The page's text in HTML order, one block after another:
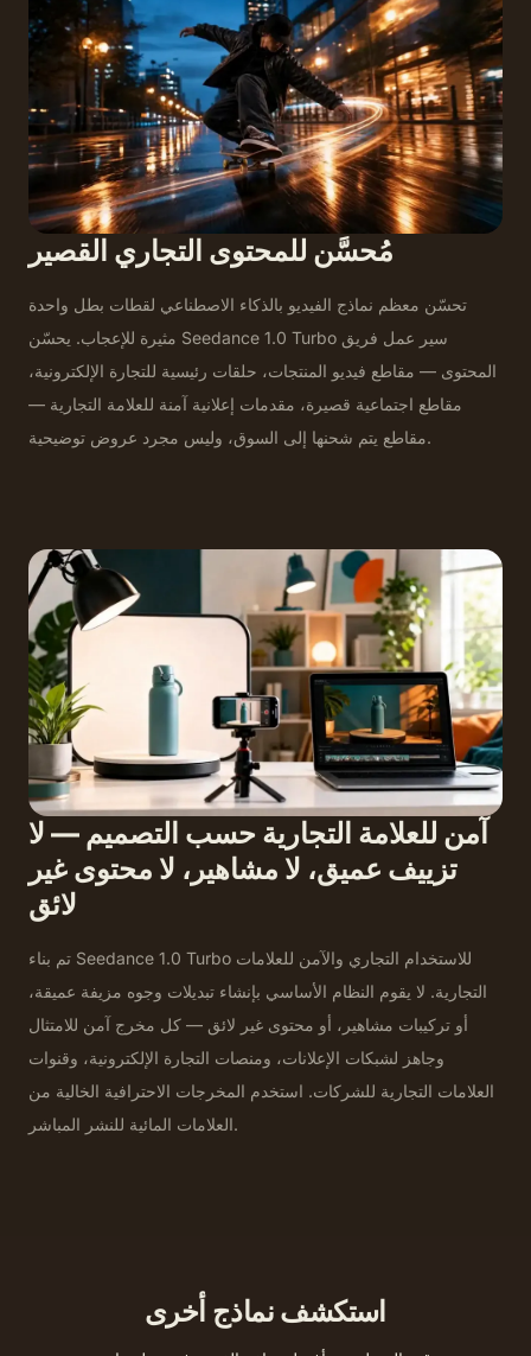
مُحسَّن للمحتوى التجاري القصير
تحسّن معظم نماذج الفيديو بالذكاء الاصطناعي لقطات بطل واحدة
مثيرة للإعجاب. يحسّن Seedance 1.0 Turbo سير عمل فريق
المحتوى — مقاطع فيديو المنتجات، حلقات رئيسية للتجارة الإلكترونية،
مقاطع اجتماعية قصيرة، مقدمات إعلانية آمنة للعلامة التجارية —
مقاطع يتم شحنها إلى السوق، وليس مجرد عروض توضيحية.
آمن للعلامة التجارية حسب التصميم — لا
تزييف عميق، لا مشاهير، لا محتوى غير
لائق
تم بناء Seedance 1.0 Turbo للاستخدام التجاري والآمن للعلامات
التجارية. لا يقوم النظام الأساسي بإنشاء تبديلات وجوه مزيفة عميقة،
أو تركيبات مشاهير، أو محتوى غير لائق — كل مخرج آمن للامتثال
وجاهز لشبكات الإعلانات، ومنصات التجارة الإلكترونية، وقنوات
العلامات التجارية للشركات. استخدم المخرجات الاحترافية الخالية من
العلامات المائية للنشر المباشر.
استكشف نماذج أخرى